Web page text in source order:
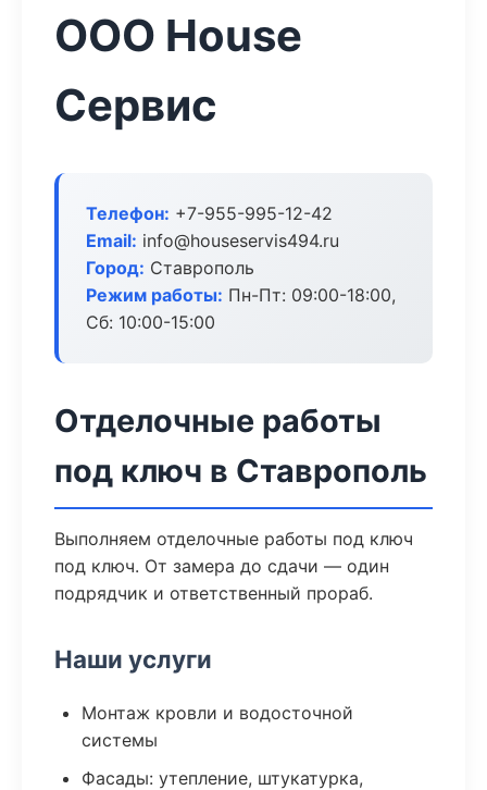
ООО House
Сервис
Телефон: +7-955-995-12-42
Email: info@houseservis494.ru
Город: Ставрополь
Режим работы: Пн-Пт: 09:00-18:00,
Сб: 10:00-15:00
Отделочные работы
под ключ в Ставрополь
Выполняем отделочные работы под ключ
под ключ. От замера до сдачи — один
подрядчик и ответственный прораб.
Наши услуги
Монтаж кровли и водосточной
системы
Фасады: утепление, штукатурка,